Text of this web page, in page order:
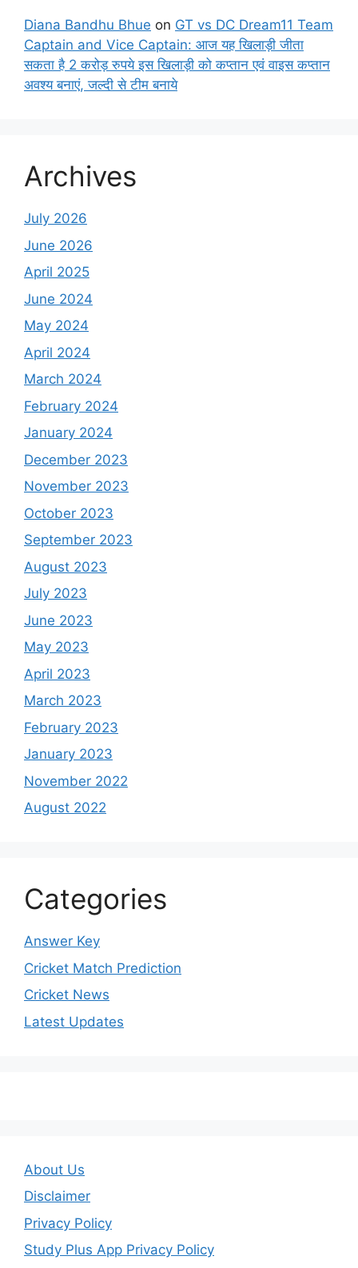
Diana Bandhu Bhue on GT vs DC Dream11 Team
Captain and Vice Captain: आज यह खिलाड़ी जीता
सकता है 2 करोड़ रुपये इस खिलाड़ी को कप्तान एवं वाइस कप्तान
अवश्य बनाएं, जल्दी से टीम बनाये
Archives
July 2026
June 2026
April 2025
June 2024
May 2024
April 2024
March 2024
February 2024
January 2024
December 2023
November 2023
October 2023
September 2023
August 2023
July 2023
June 2023
May 2023
April 2023
March 2023
February 2023
January 2023
November 2022
August 2022
Categories
Answer Key
Cricket Match Prediction
Cricket News
Latest Updates
About Us
Disclaimer
Privacy Policy
Study Plus App Privacy Policy